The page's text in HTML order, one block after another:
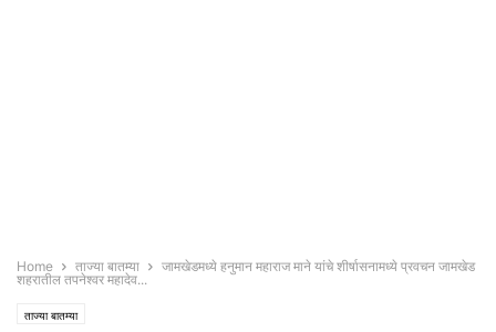
Home ताज्या बातम्या
जामखेडमध्ये हनुमान महाराज माने यांचे शीर्षासनामध्ये प्रवचन जामखेड
शहरातील तपनेश्वर महादेव...
ताज्या बातम्या